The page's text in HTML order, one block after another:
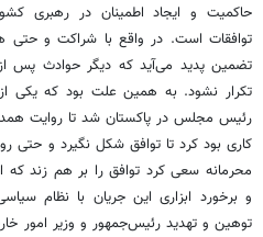
حاکمیت و ایجاد اطمینان در رهبری
توافقات است. در واقع با شراکت و حتی
تضمین پدید می‌آید که دیگر حوادث پس
تکرار نشود. به همین علت بود که یکی از
رئیس مجلس در پاکستان شد تا روایت
کاری بود کرد تا توافق شکل نگیرد و حتی
محرمانه سعی کرد توافق را بر هم زند
و برخورد ابزاری این جریان با نظام
توهین و تهدید رئیس‌جمهور و وزیر